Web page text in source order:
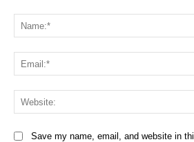
Save my name, email, and website in